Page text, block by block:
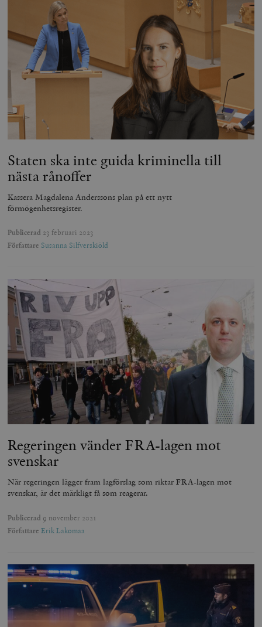
Staten ska inte guida kriminella till
nästa rånoffer
Kassera Magdalena Anderssons plan på ett nytt
förmögenhetsregister.
Publicerad 23 februari 2023
Författare Susanna Silfverskiöld
Regeringen vänder FRA-lagen mot
svenskar
När regeringen lägger fram lagförslag som riktar FRA-lagen mot
svenskar, är det märkligt få som reagerar.
Publicerad 9 november 2021
Författare Erik Lakomaa